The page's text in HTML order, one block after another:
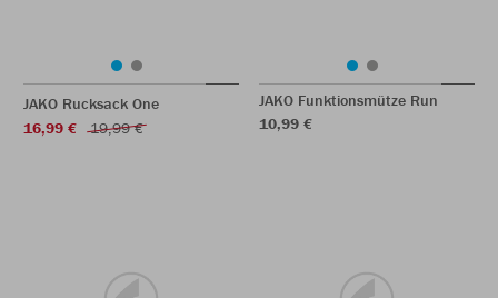
JAKO Rucksack One
16,99 €
19,99 €
JAKO Funktionsmütze Run
10,99 €